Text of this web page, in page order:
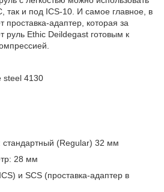
так и под ICS-10. И самое главное, в
проставка-адаптер, которая за
руль Ethic Deildegast готовым к
steel 4130
(Regular) 32 мм
28 мм
и SCS (проставка-адаптер в